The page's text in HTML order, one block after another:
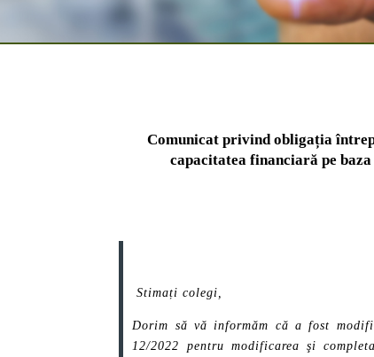
Comunicat privind obligația
capacitatea financiară pe
Stimați colegi,
Dorim să vă informăm că a fost
12/2022 pentru modificarea şi